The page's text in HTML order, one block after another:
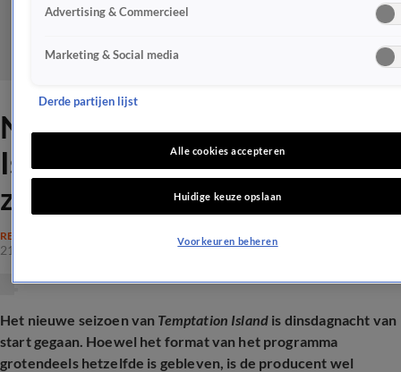
Nieuw seizoen Temptation
Island maakt tongen los: 'Als
ze geil zijn, zijn ze geil'
REALITY
21 apr 2026, 15:38
Het nieuwe seizoen van Temptation Island is dinsdagnacht van
start gegaan. Hoewel het format van het programma
grotendeels hetzelfde is gebleven, is de producent wel
Advertising & Commercieel
Marketing & Social media
Derde partijen lijst
Alle cookies accepteren
Huidige keuze opslaan
Voorkeuren beheren